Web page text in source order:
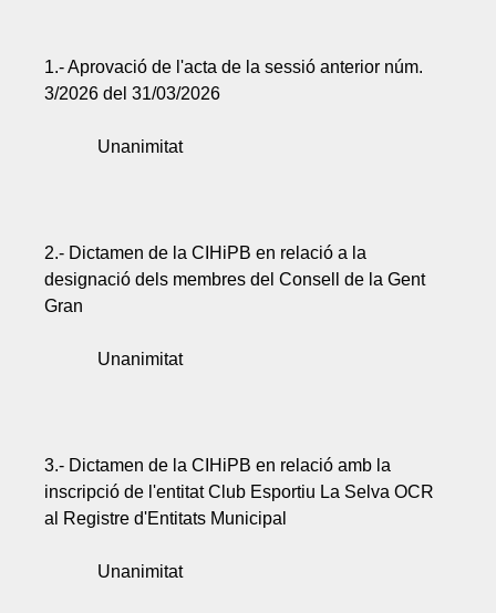
1.- Aprovació de l'acta de la sessió anterior núm.
3/2026 del 31/03/2026
Unanimitat
2.- Dictamen de la CIHiPB en relació a la
designació dels membres del Consell de la Gent
Gran
Unanimitat
3.- Dictamen de la CIHiPB en relació amb la
inscripció de l'entitat Club Esportiu La Selva OCR
al Registre d'Entitats Municipal
Unanimitat